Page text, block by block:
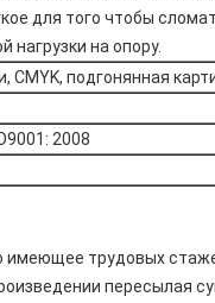
для того чтобы
нагрузки на опору.
CMYK, подгонянная
2008
имеющее трудовых
пересылая